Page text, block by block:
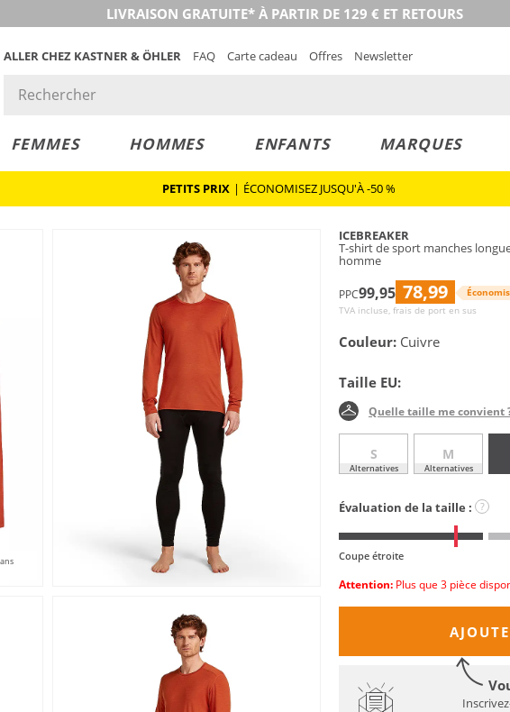
LIVRAISON GRATUITE* À PARTIR DE 129 € ET RETOURS
ALLER CHEZ KASTNER & ÖHLER FAQ Carte cadeau Offres Newsletter
FEMMES HOMMES ENFANTS MARQUES
PETITS PRIX | ÉCONOMISEZ JUSQU'À -50 %
ICEBREAKER
T-shirt de sport manches
homme
PPC99,95 78,99
TVA incluse, frais de port en sus
Couleur: Cuivre
Taille EU:
Quelle taille me convient
S
Alternatives
M
Alternatives
Évaluation de la taille : ?
Coupe étroite
Attention: Plus que 3 pièce